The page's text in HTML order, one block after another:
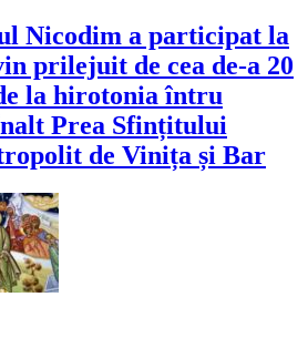
Nicodim a participat la
prilejuit de cea de-a 20
la hirotonia întru
Prea Sfințitului
de Vinița și Bar